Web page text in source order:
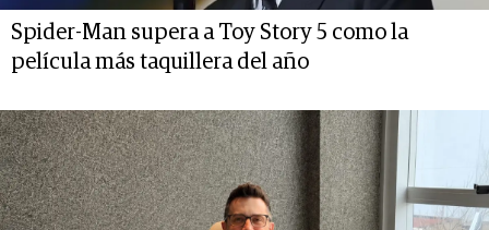
Spider-Man supera a Toy Story 5 como la
película más taquillera del año